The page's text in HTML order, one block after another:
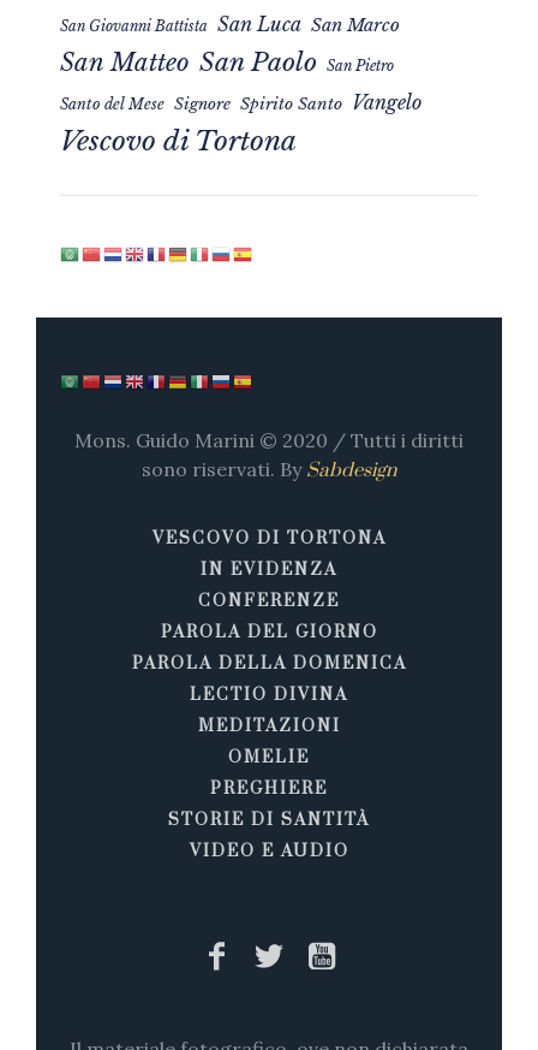
San Giovanni Battista San Luca San Marco
San Matteo San Paolo San Pietro
Santo del Mese Signore Spirito Santo Vangelo
Vescovo di Tortona
Mons. Guido Marini © 2020 / Tutti i diritti
sono riservati. By Sabdesign
VESCOVO DI TORTONA
IN EVIDENZA
CONFERENZE
PAROLA DEL GIORNO
PAROLA DELLA DOMENICA
LECTIO DIVINA
MEDITAZIONI
OMELIE
PREGHIERE
STORIE DI SANTITÀ
VIDEO E AUDIO